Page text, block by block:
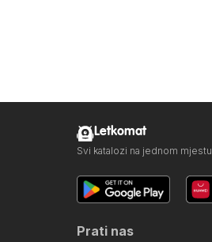
Letkomat
Svi katalozi na jednom mjestu
Prati nas